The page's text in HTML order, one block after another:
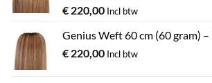
€ 220,00 Incl btw
Genius Weft 60 cm (60 gram)
€ 220,00 Incl btw